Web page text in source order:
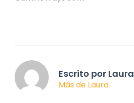
Escrito por Laura
Más de Laura